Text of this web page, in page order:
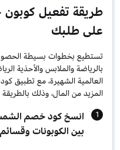
طريقة تفعيل
على طلبك
تستطيع بخطوات بسيطة
بالرياضة والملابس والأحذية
العالمية الشهيرة، مع تطبيق
المزيد من المال، وذلك بالطريقة
انسخ كود خصم
بين الكوبونات